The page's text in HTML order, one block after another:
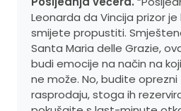
Leonarda da Vincija prizor
smijete propustiti.
Santa Maria delle Grazie,
budi emocije na način na
ne može. No, budite
rasprodaju, stoga ih